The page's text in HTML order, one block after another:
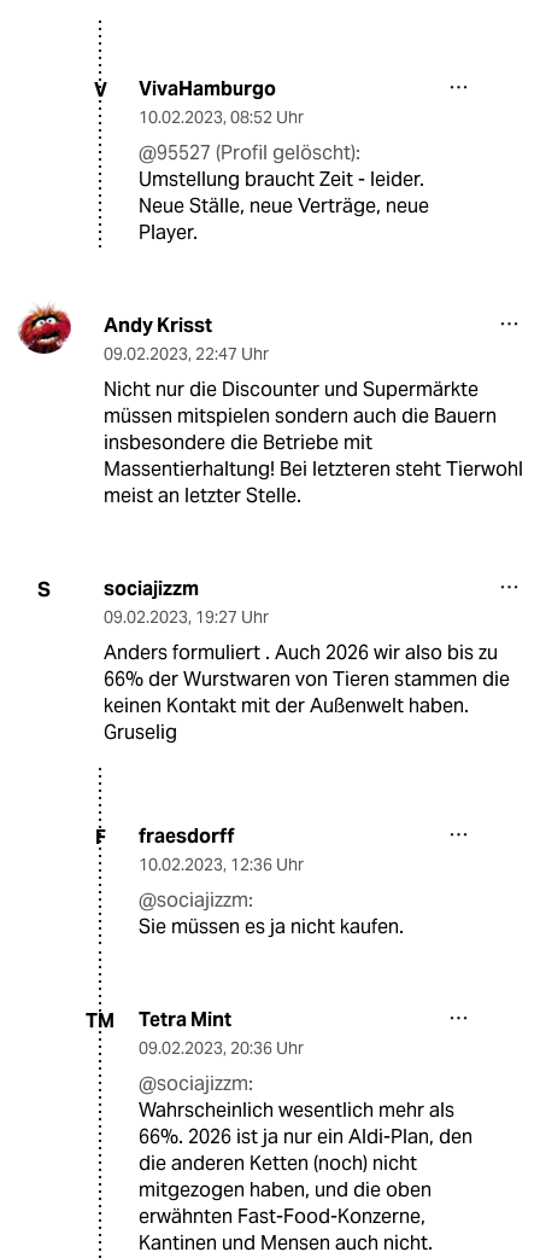
V VivaHamburgo
10.02.2023, 08:52 Uhr
@95527 (Profil gelöscht):
Umstellung braucht Zeit - leider.
Neue Ställe, neue Verträge, neue
Player.
Andy Krisst
09.02.2023, 22:47 Uhr
Nicht nur die Discounter und Supermärkte
müssen mitspielen sondern auch die Bauern
insbesondere die Betriebe mit
Massentierhaltung! Bei letzteren steht Tierwohl
meist an letzter Stelle.
S sociajizzm
09.02.2023, 19:27 Uhr
Anders formuliert . Auch 2026 wir also bis zu
66% der Wurstwaren von Tieren stammen die
keinen Kontakt mit der Außenwelt haben.
Gruselig
F fraesdorff
10.02.2023, 12:36 Uhr
@sociajizzm:
Sie müssen es ja nicht kaufen.
TM Tetra Mint
09.02.2023, 20:36 Uhr
@sociajizzm:
Wahrscheinlich wesentlich mehr als
66%. 2026 ist ja nur ein Aldi-Plan, den
die anderen Ketten (noch) nicht
mitgezogen haben, und die oben
erwähnten Fast-Food-Konzerne,
Kantinen und Mensen auch nicht.